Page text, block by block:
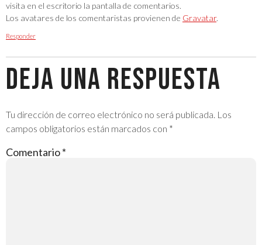
visita en el escritorio la pantalla de comentarios.
Los avatares de los comentaristas provienen de Gravatar.
Responder
Deja una respuesta
Tu dirección de correo electrónico no será publicada. Los
campos obligatorios están marcados con *
Comentario*